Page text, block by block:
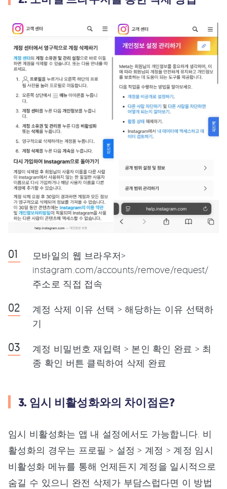
모바일의 웹 브라우저>
instagram.com/accounts/remove/request/
주소로 직접 접속
계정 삭제 이유 선택 > 해당하는 이유 선택하
기
계정 비밀번호 재입력 > 본인 확인 완료 > 최
종 확인 버튼 클릭하여 삭제 완료
3. 임시 비활성화와의 차이점은?
임시 비활성화는 앱 내 설정에서도 가능합니다. 비
활성화의 경우는 프로필 > 설정 > 계정 > 계정 임시
비활성화 메뉴를 통해 언제든지 계정을 일시적으로
숨길 수 있으니 완전 삭제가 부담스럽다면 이 방법